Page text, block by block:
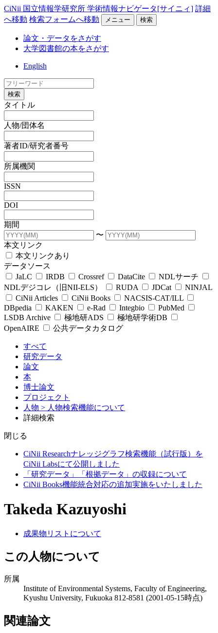
CiNii 国立情報学研究所 学術情報ナビゲータ[サイニィ] 詳細
へ移動 検索フォームへ移動 メニュー 検索
論文・データをさがす
大学図書館の本をさがす
English
検索
タイトル
人物/団体名
著者ID/研究者番号
所属機関
ISSN
DOI
期間
〜
本文リンク
本文リンクあり
データソース
JaLC
IRDB Crossref DataCite
NDLサーチ
NDLデジコレ（旧NII-ELS）
RUDA JDCat
NINJAL
CiNii Articles
CiNii Books
NACSIS-CAT/ILL
DBpedia
KAKEN e-Rad Integbio
PubMed
LSDB Archive
極地研ADS
極地研学術DB
OpenAIRE
公共データカタログ
すべて
研究データ
論文
本
博士論文
プロジェクト
人物 > 人物検索機能について
詳細検索
閉じる
CiNii Researchナレッジグラフ検索機能（試行版）を
CiNii Labsにて公開しました
「研究データ」「根拠データ」の収録について
CiNii Books機能統合対応の追加実施をいたしました
Takeda Kazuyoshi
成果物リストについて
この人物について
所属
Institute of Environmental Systems, Faculty of Engineering,
Kyushu University, Fukuoka 812-8581 (2001-05-15時点)
関連論文